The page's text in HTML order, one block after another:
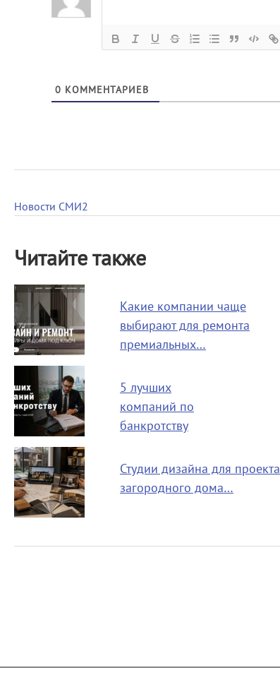
0 КОММЕНТАРИЕВ
Новости СМИ2
Читайте также
Какие компании чаще
выбирают для ремонта
премиальных…
5 лучших
компаний по
банкротству
Студии дизайна для проекта
загородного дома…